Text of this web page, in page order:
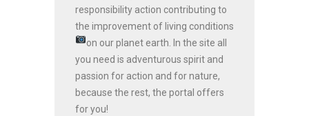
responsibility action contributing to
the improvement of living conditions
on our planet earth. In the site all
you need is adventurous spirit and
passion for action and for nature,
because the rest, the portal offers
for you!